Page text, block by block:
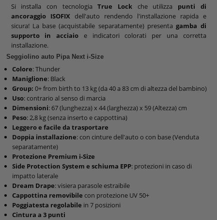
Si installa con tecnologiaTrue Lockche utilizza punti di
ancoraggio ISOFIXdell'auto rendendo l'installazione rapida e
sicura! La base (acquistabile separatamente) presentagamba di
supporto in acciaio e indicatori colorati per una corretta
installazione.
Seggiolino auto Pipa Next i-Size
Colore: Thunder
Maniglione: Black
Group: 0+ from birth to 13 kg (da 40 a 83 cm di altezza del bambino)
Uso: contrario al senso di marcia
Dimensioni: 67 (lunghezza) x 44 (larghezza) x 59 (Altezza) cm
Peso: 2,8 kg (senza inserto e cappottina)
Leggero e facile da trasportare
Doppia installazione: con cinture dell'auto o con base (Venduta
separatamente)
Protezione Premium i-Size
Side Protection System e schiuma EPP: protezioni in caso di
impatto laterale
Dream Drape: visiera parasole estraibile
Cappottina removibile con protezione UV 50+
Poggiatesta regolabile in 7 posizioni
Cintura a 3 punti